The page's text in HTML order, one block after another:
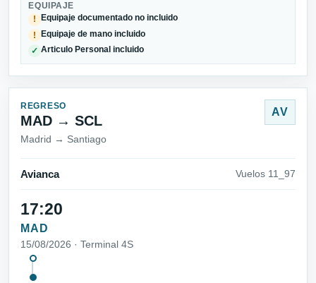
EQUIPAJE
!
Equipaje documentado no incluido
! Equipaje de mano incluido
✓ Articulo Personal incluido
REGRESO
MAD → SCL
Madrid → Santiago
AV
Avianca Vuelos 11_97
17:20
MAD
15/08/2026 · Terminal 4S